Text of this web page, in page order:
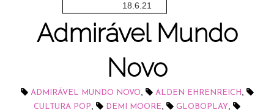
18.6.21
Admirável Mundo
Novo
ADMIRÁVEL MUNDO NOVO, ALDEN EHRENREICH ,
CULTURA POP, DEMI MOORE, GLOBOPLAY,